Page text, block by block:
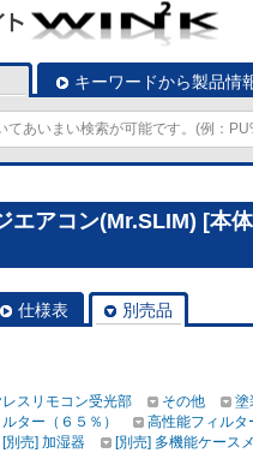
キーワードから製品情
エアコン(Mr.SLIM) [本
仕様表 別売品
レスリモコン受光部 その他
塗
ター（６５％）
高性能フィルタ
[別売] 加湿器
[別売] 多機能ケース